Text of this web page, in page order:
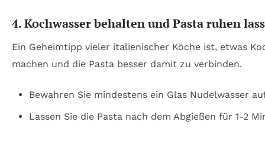
4. Kochwasser behalten und Pasta ruhen
Ein Geheimtipp vieler italienischer Köche ist, etwas
machen und die Pasta besser damit zu verbinden.
Bewahren Sie mindestens ein Glas Nudelwasser
Lassen Sie die Pasta nach dem Abgießen für 1-2